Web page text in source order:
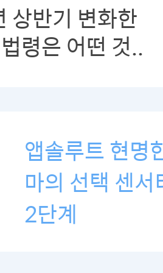
상반기 변화한
령은 어떤 것..
앱솔루트 현명
마의 선택 센서
2단계